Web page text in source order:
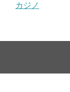
カジノ